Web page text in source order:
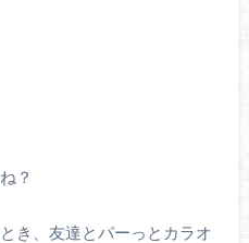
？
き、友達とパーっとカラオ